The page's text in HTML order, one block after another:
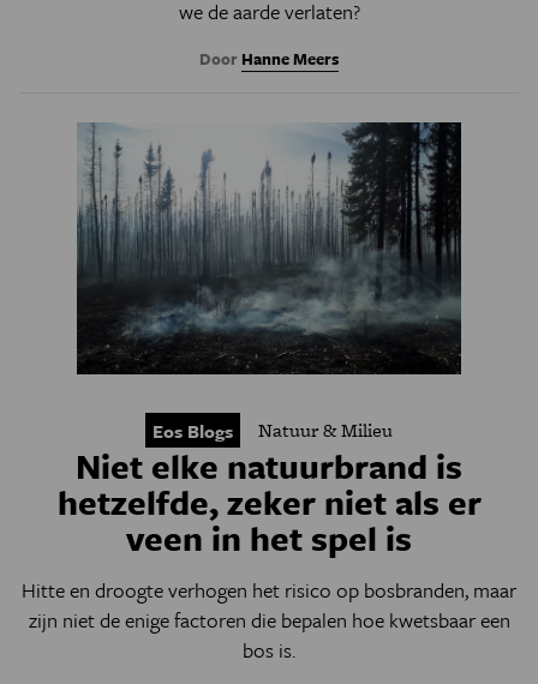
we de aarde verlaten?
Door Hanne Meers
Eos Blogs Natuur & Milieu
Niet elke natuurbrand is
hetzelfde, zeker niet als er
veen in het spel is
Hitte en droogte verhogen het risico op bosbranden, maar
zijn niet de enige factoren die bepalen hoe kwetsbaar een
bos is.